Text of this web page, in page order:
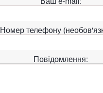
Номер телефону
Повідомлення: